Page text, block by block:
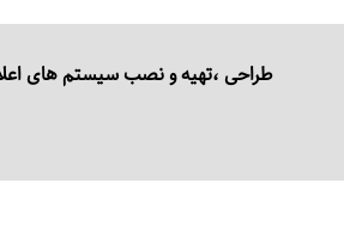
خانه
محصولات
آموزش
طراحی ،تهیه و نصب سیستم های